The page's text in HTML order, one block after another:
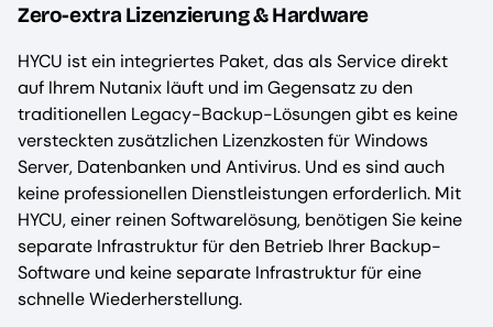
Zero-extra Lizenzierung & Hardware
HYCU ist ein integriertes Paket, das als Service direkt
auf Ihrem Nutanix läuft und im Gegensatz zu den
traditionellen Legacy-Backup-Lösungen gibt es keine
versteckten zusätzlichen Lizenzkosten für Windows
Server, Datenbanken und Antivirus. Und es sind auch
keine professionellen Dienstleistungen erforderlich. Mit
HYCU, einer reinen Softwarelösung, benötigen Sie keine
separate Infrastruktur für den Betrieb Ihrer Backup-
Software und keine separate Infrastruktur für eine
schnelle Wiederherstellung.